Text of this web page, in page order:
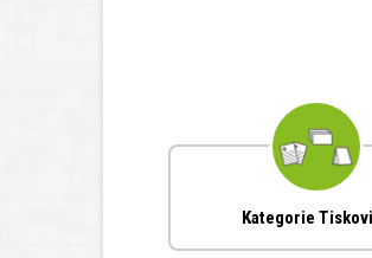
Kategorie